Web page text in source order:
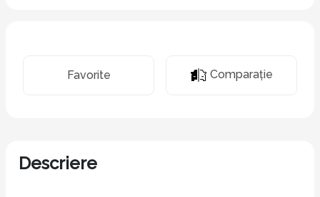
Favorite Comparaţie
Descriere